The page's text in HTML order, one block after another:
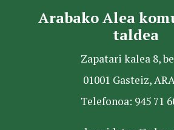
Arabako Alea
taldea
Zapatari kalea 8,
01001 Gasteiz,
Telefonoa: 945 71